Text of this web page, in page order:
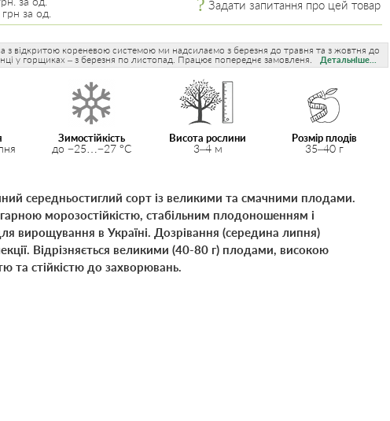
грн за од.
Задати запитання про цей товар
з відкритою кореневою системою ми надсилаємо з березня до травня та з жовтня до
у горщиках – з березня по листопад. Працює попереднє замовленя.
Детальніше...
Зимостійкість
до −25…−27 °C
Висота рослини
3–4 м
Розмір плодів
35–40 г
середньостиглий сорт із великими та смачними плодами.
гарною морозостійкістю, стабільним плодоношенням і
вирощування в Україні. Дозрівання (середина липня)
Відрізняється великими (40-80 г) плодами, високою
та стійкістю до захворювань.